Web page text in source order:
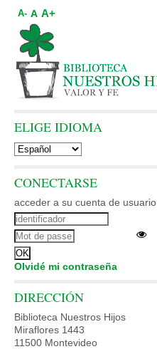
A- A A+
ELIGE IDIOMA
CONECTARSE
acceder a su cuenta de usuario
Olvidé mi contraseña
DIRECCIÓN
Biblioteca Nuestros Hijos
Miraflores 1443
11500 Montevideo